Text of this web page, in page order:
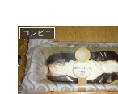
コンビニ